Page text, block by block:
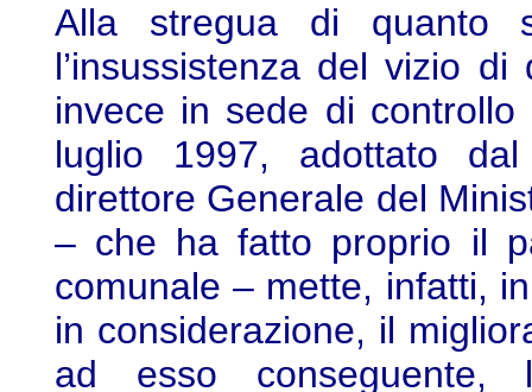
Alla stregua di quanto
l’insussistenza del vizio
invece in sede di
luglio 1997, adottato
direttore Generale del
– che ha fatto proprio il
comunale – mette, infatti,
in considerazione, il
ad esso conseguente,